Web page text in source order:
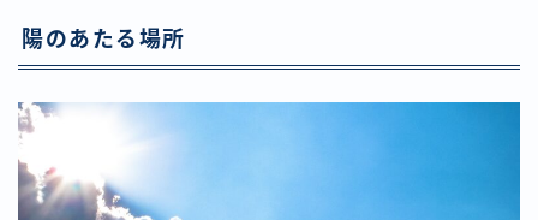
陽のあたる場所